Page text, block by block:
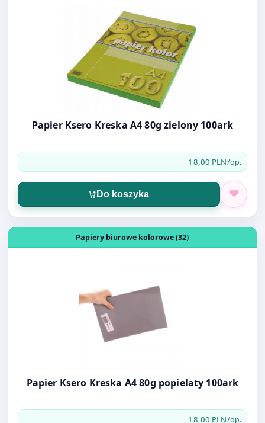
Papier Ksero Kreska A4 80g zielony 100ark
18,00 PLN /op.
Otwórz produkt: Papier Ksero Kreska A4 80g popielaty
Papiery biurowe kolorowe (32)
18,00 PLN/op.